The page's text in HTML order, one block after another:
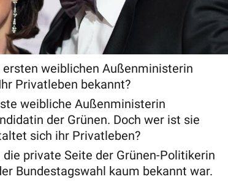
weiblichen Außenministerin
Privatleben bekannt?
weibliche Außenministerin
der Grünen. Doch wer ist sie
sich ihr Privatleben?
private Seite der Grünen-Politikerin
Bundestagswahl kaum bekannt war.